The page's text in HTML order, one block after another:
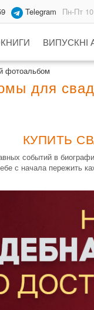
Telegram Пн-Пт
ВИПУСКНІ
фотоальбом
для
КУПИТЬ
событий в
с начала пережить